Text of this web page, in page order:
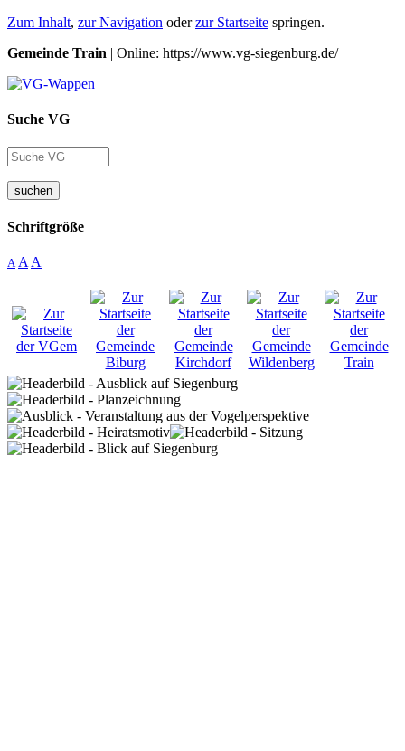
Zum Inhalt, zur Navigation oderzur Startseite springen.
Gemeinde Train | Online: https://www.vg-siegenburg.de/
Suche VG
suchen
Schriftgröße
A A A